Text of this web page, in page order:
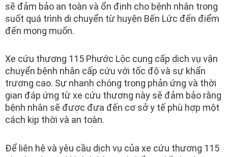
sẽ đảm bảo an toàn và ổn định cho bệnh nhân trong
suốt quá trình di chuyển từ huyện Bến Lức đến điểm
đến mong muốn.
Xe cứu thương 115 Phước Lộc cung cấp dịch vụ vận
chuyển bệnh nhân cấp cứu với tốc độ và sự khẩn
trương cao. Sự nhanh chóng trong phản ứng và thời
gian đáp ứng từ xe cứu thương này sẽ đảm bảo rằng
bệnh nhân sẽ được đưa đến cơ sở y tế phù hợp một
cách kịp thời và an toàn.
Để liên hệ và yêu cầu dịch vụ của xe cứu thương 115